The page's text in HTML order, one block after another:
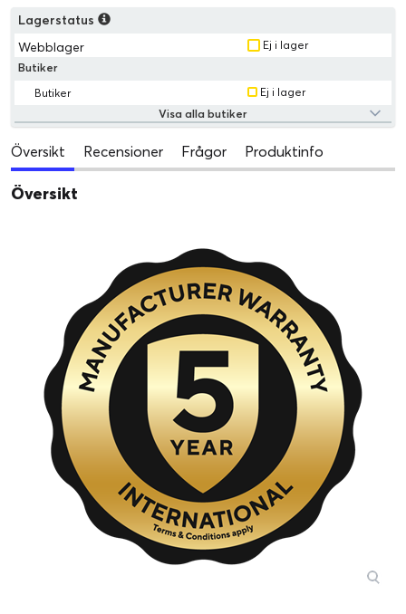
Lagerstatus
Webblager
Ej i lager
Butiker
Butiker
Ej i lager
Visa alla butiker
Översikt Recensioner Frågor Produktinfo
Översikt